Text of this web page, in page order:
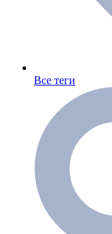
Все теги